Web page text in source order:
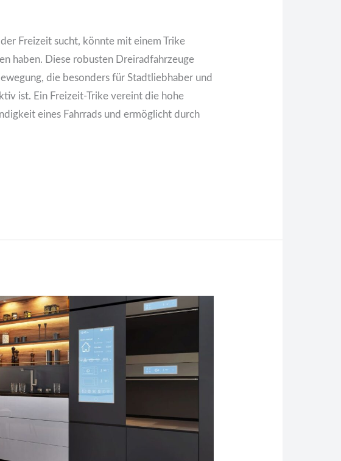
Freizeit sucht, könnte mit einem Trike
haben. Diese robusten Dreiradfahrzeuge
die besonders für Stadtliebhaber und
ist. Ein Freizeit-Trike vereint die hohe
eines Fahrrads und ermöglicht durch